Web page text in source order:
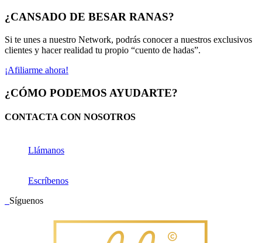
¿CANSADO DE BESAR RANAS?
Si te unes a nuestro Network, podrás conocer a nuestros exclusivos
clientes y hacer realidad tu propio “cuento de hadas”.
¡Afiliarme ahora!
¿CÓMO PODEMOS AYUDARTE?
CONTACTA CON NOSOTROS
Llámanos
Escríbenos
Síguenos